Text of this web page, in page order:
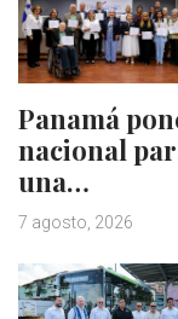
Panamá
nacional
una…
7 agosto, 2026